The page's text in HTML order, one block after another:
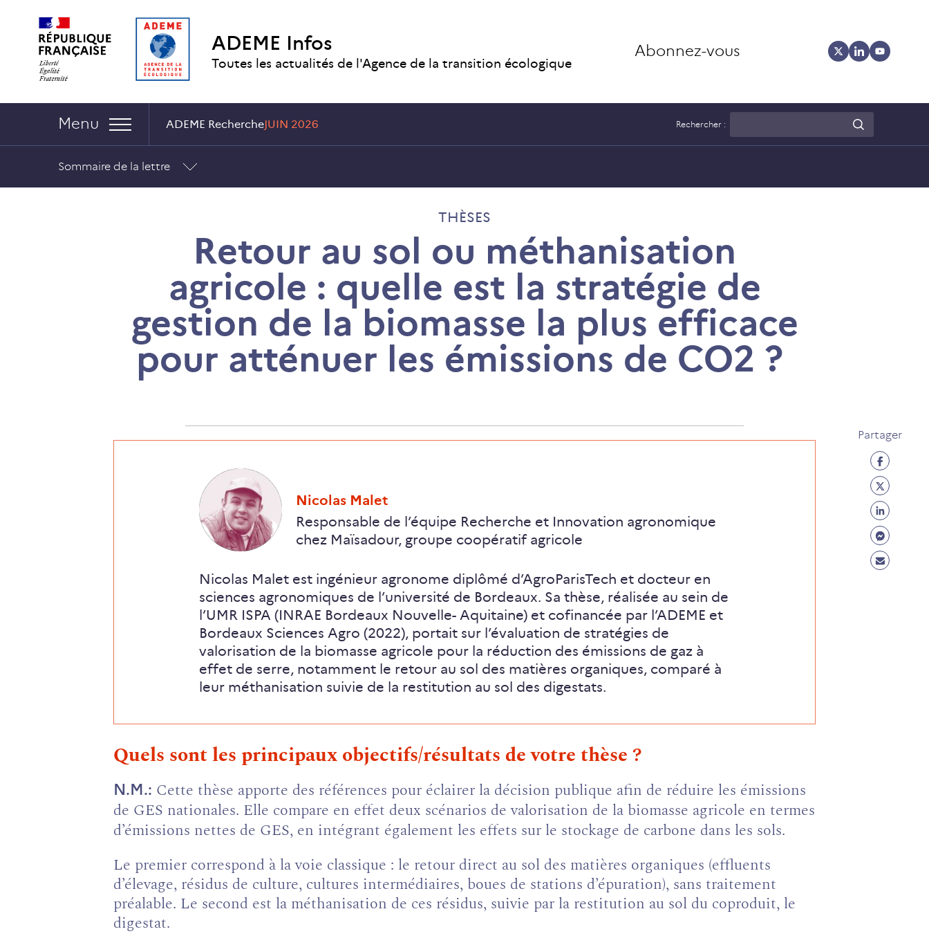
contenu
menu
cookies
ADEME Infos
Toutes les actualités de l'Agence de la transition écologique
Abonnez-vous
Navigation :
Menu ADEME RechercheJUIN 2026 Rechercher :
Sommaire de la lettre
THÈSES
Retour au sol ou méthanisation
agricole : quelle est la stratégie de
gestion de la biomasse la plus efficace
pour atténuer les émissions de CO2 ?
Partager
Partage
(ouvre
un
nouvel
onglet)
Partage
Twitter
(ouvre
un
nouvel
Partage
(ouvre
un
Partage
(ouvre
Partage
Nicolas Malet
Responsable de l’équipe Recherche et Innovation agronomique
chez Maïsadour, groupe coopératif agricole
Nicolas Malet est ingénieur agronome diplômé d’AgroParisTech et docteur en
sciences agronomiques de l’université de Bordeaux. Sa thèse, réalisée au sein de
l’UMR ISPA (INRAE Bordeaux Nouvelle- Aquitaine) et cofinancée par l’ADEME et
Bordeaux Sciences Agro (2022), portait sur l’évaluation de stratégies de
valorisation de la biomasse agricole pour la réduction des émissions de gaz à
effet de serre, notamment le retour au sol des matières organiques, comparé à
leur méthanisation suivie de la restitution au sol des digestats.
Quels sont les principaux objectifs/résultats de votre thèse ?
N.M. Cette thèse apporte des références pour éclairer la décision publique afin de réduire les émissions
de GES nationales. Elle compare en effet deux scénarios de valorisation de la biomasse agricole en termes
d’émissions nettes de GES, en intégrant également les effets sur le stockage de carbone dans les sols.
Le premier correspond à la voie classique : le retour direct au sol des matières organiques (effluents
d’élevage, résidus de culture, cultures intermédiaires, boues de stations d’épuration), sans traitement
préalable. Le second est la méthanisation de ces résidus, suivie par la restitution au sol du coproduit, le
digestat.